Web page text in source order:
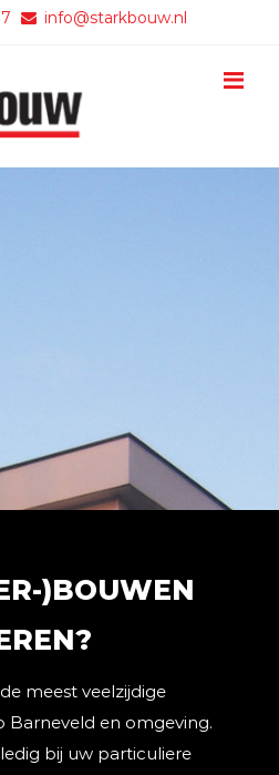
info@starkbouw.nl
)BOUWEN
meest veelzijdige
Barneveld en omgeving.
bij uw particuliere